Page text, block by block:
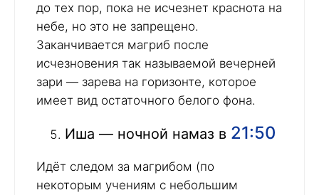
до тех пор, пока не исчезнет краснота на
небе, но это не запрещено.
Заканчивается магриб после
исчезновения так называемой вечерней
зари — зарева на горизонте, которое
имеет вид остаточного белого фона.
Иша — ночной намаз в 21:50
Идёт следом за магрибом (по
некоторым учениям с небольшим